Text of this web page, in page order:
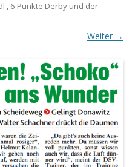
, 6-Punkte Derby und der
Weiter →